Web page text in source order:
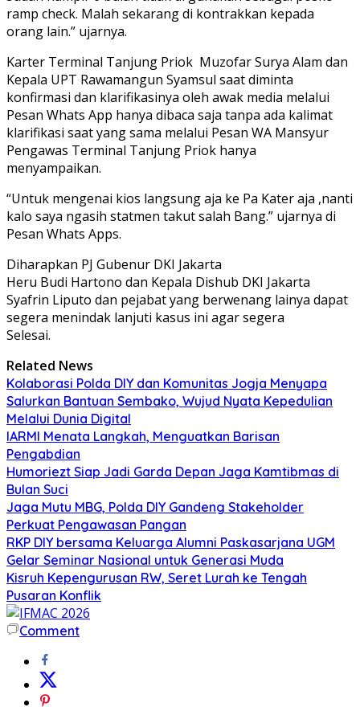
ramp check. Malah sekarang di kontrakkan kepada
orang lain.” ujarnya.
Karter Terminal Tanjung Priok Muzofar Surya Alam dan
Kepala UPT Rawamangun Syamsul saat diminta
konfirmasi dan klarifikasinya oleh awak media melalui
Pesan Whats App hanya dibaca saja tanpa ada kalimat
klarifikasi saat yang sama melalui Pesan WA Mansyur
Pengawas Terminal Tanjung Priok hanya
menyampaikan.
“Untuk mengenai kios langsung aja ke Pa Kater aja ,nanti
kalo saya ngasih statmen takut salah Bang.” ujarnya di
Pesan Whats Apps.
Diharapkan PJ Gubenur DKI Jakarta
Heru Budi Hartono dan Kepala Dishub DKI Jakarta
Syafrin Liputo dan pejabat yang berwenang lainya dapat
segera menindak lanjuti kasus ini agar segera
Selesai.
Related News
Kolaborasi Polda DIY dan Komunitas Jogja Menyapa
Salurkan Bantuan Sembako, Wujud Nyata Kepedulian
Melalui Dunia Digital
IARMI Menata Langkah, Menguatkan Barisan
Pengabdian
Humoriezt Siap Jadi Garda Depan Jaga Kamtibmas di
Bulan Suci
Jaga Mutu MBG, Polda DIY Gandeng Stakeholder
Perkuat Pengawasan Pangan
RKP DIY bersama Keluarga Alumni Paskasarjana UGM
Gelar Seminar Nasional untuk Generasi Muda
Kisruh Kepengurusan RW, Seret Lurah ke Tengah
Pusaran Konflik
Comment